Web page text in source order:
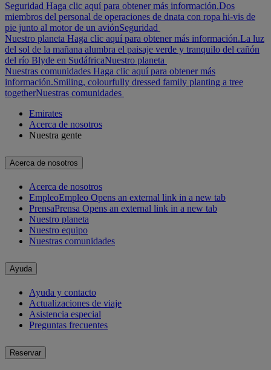
Seguridad Haga clic aquí para obtener más información.Dos
miembros del personal de operaciones de dnata con ropa hi-vis de
pie junto al motor de un aviónSeguridad
Nuestro planeta Haga clic aquí para obtener más información.La luz
del sol de la mañana alumbra el paisaje verde y tranquilo del cañón
del río Blyde en SudáfricaNuestro planeta
Nuestras comunidades Haga clic aquí para obtener más
información.Smiling, colourfully dressed family planting a tree
togetherNuestras comunidades
Emirates
Acerca de nosotros
Nuestra gente
Acerca de nosotros
Acerca de nosotros
EmpleoEmpleo Opens an external link in a new tab
PrensaPrensa Opens an external link in a new tab
Nuestro planeta
Nuestro equipo
Nuestras comunidades
Ayuda
Ayuda y contacto
Actualizaciones de viaje
Asistencia especial
Preguntas frecuentes
Reservar